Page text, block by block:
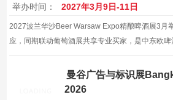
举办时间：
2027年3月9日-11日
2027波兰华沙Beer Warsaw Expo精酿啤酒展3月
应，同期联动葡萄酒展共享专业买家，是中东欧
的核心平台，也是酿造设备商切入区域市场的窗
丰富，前景看好。曼谷广告与标识展
2026